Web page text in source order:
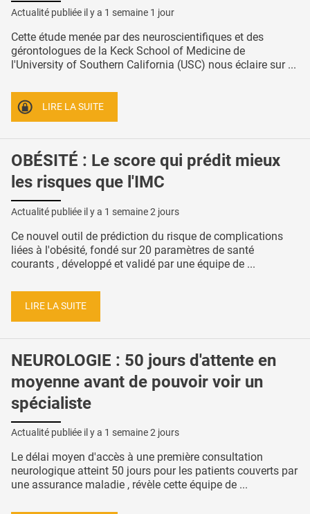
Actualité publiée il y a 1 semaine 1 jour
Cette étude menée par des neuroscientifiques et des
gérontologues de la Keck School of Medicine de
l'University of Southern California (USC) nous éclaire sur ...
LIRE LA SUITE
OBÉSITÉ : Le score qui prédit mieux
les risques que l'IMC
Actualité publiée il y a 1 semaine 2 jours
Ce nouvel outil de prédiction du risque de complications
liées à l'obésité, fondé sur 20 paramètres de santé
courants , développé et validé par une équipe de ...
LIRE LA SUITE
NEUROLOGIE : 50 jours d'attente en
moyenne avant de pouvoir voir un
spécialiste
Actualité publiée il y a 1 semaine 2 jours
Le délai moyen d'accès à une première consultation
neurologique atteint 50 jours pour les patients couverts par
une assurance maladie , révèle cette équipe de ...